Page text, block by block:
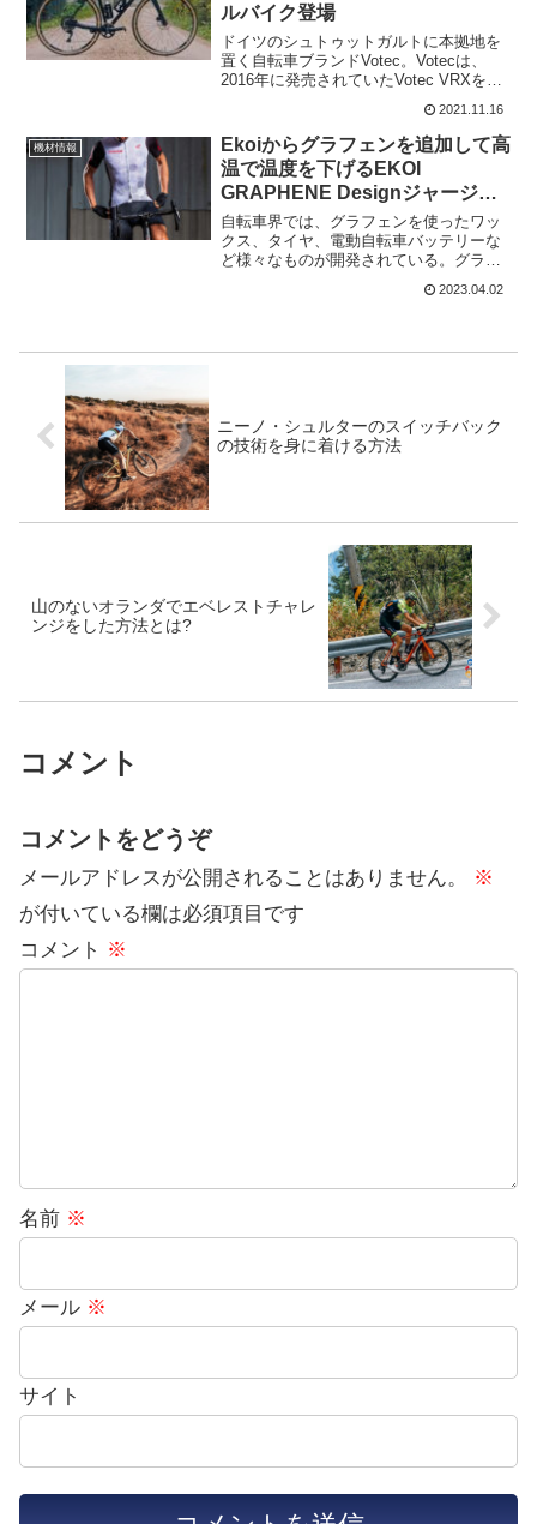
ルバイク登場
ドイツのシュトゥットガルトに本拠地を
置く自転車ブランドVotec。Votecは、
2016年に発売されていたVotec VRXをア
ップデート。新しいカーボンフォーク
に、更新されたアルミフレーム、タイヤ
クリアランスも42mmと大きくなってい
る。...
2021.11.16
機材情報
Ekoiからグラフェンを追加して高
温で温度を下げるEKOI
GRAPHENE Designジャージ登
場
自転車界では、グラフェンを使ったワッ
クス、タイヤ、電動自転車バッテリーな
ど様々なものが開発されている。グラフ
ェンとは炭素（＝カーボン）原子が網目
のように六角形に結びついてシート状に
2023.04.02
ニーノ・シュルターのスイッチバック
の技術を身に着ける方法
山のないオランダでエベレストチャレ
ンジをした方法とは?
コメント
コメントをどうぞ
メールアドレスが公開されることはありません。
※
が付いている欄は必須項目です
コメント ※
名前 ※
メール ※
サイト